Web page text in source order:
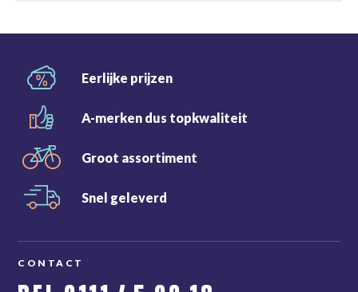
Eerlijke prijzen
A-merken dus topkwaliteit
Groot assortiment
Snel geleverd
CONTACT